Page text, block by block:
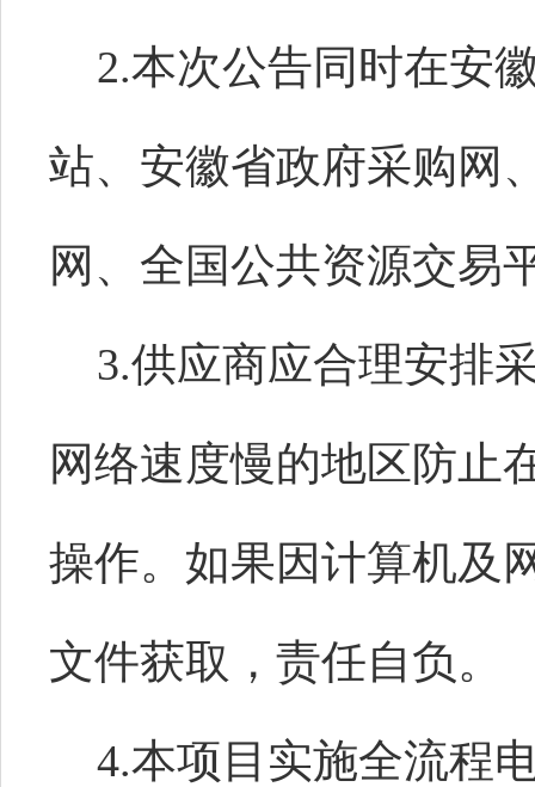
2.本次公告同时在安
站、安徽省政府采购网
网、全国公共资源交易
3.供应商应合理安排
网络速度慢的地区防止
操作。如果因计算机及
文件获取，责任自负。
4.本项目实施全流程